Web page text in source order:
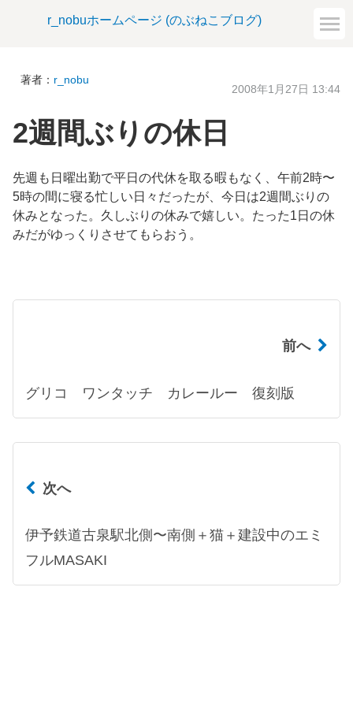
r_nobuホームページ (のぶねこブログ)
著者： r_nobu
2008年1月27日 13:44
2週間ぶりの休日
先週も日曜出勤で平日の代休を取る暇もなく、午前2時〜
5時の間に寝る忙しい日々だったが、今日は2週間ぶりの
休みとなった。久しぶりの休みで嬉しい。たった1日の休
みだがゆっくりさせてもらおう。
前へ
グリコ ワンタッチ カレールー 復刻版
次へ
伊予鉄道古泉駅北側〜南側＋猫＋建設中のエミ
フルMASAKI